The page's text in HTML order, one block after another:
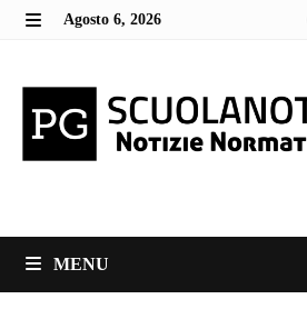
Skip
Agosto 6, 2026
MENU